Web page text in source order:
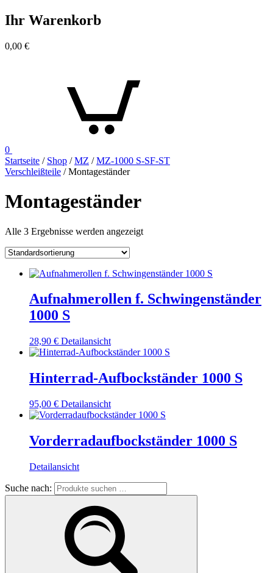
Ihr Warenkorb
0,00 €
0
Startseite / Shop /MZ /MZ-1000 S-SF-ST
Verschleißteile / Montageständer
Montageständer
Alle 3 Ergebnisse werden angezeigt
Aufnahmerollen f. Schwingenständer
1000 S
28,90 € Detailansicht
Hinterrad-Aufbockständer 1000 S
95,00 € Detailansicht
Vorderradaufbockständer 1000 S
Detailansicht
Suche nach: